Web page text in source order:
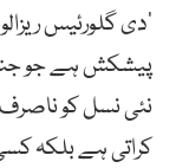
‘دی گلورئیس
پیشکش ہے جو
نئی نسل کو
کراتی ہے بلکہ